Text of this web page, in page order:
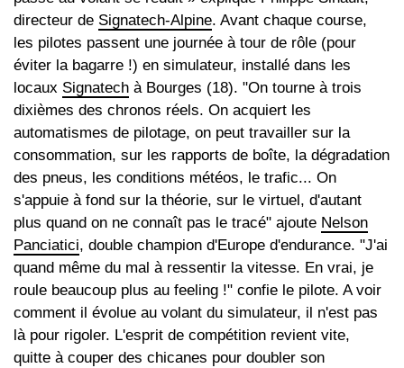
directeur de Signatech-Alpine. Avant chaque course,
les pilotes passent une journée à tour de rôle (pour
éviter la bagarre !) en simulateur, installé dans les
locaux Signatech à Bourges (18). "On tourne à trois
dixièmes des chronos réels. On acquiert les
automatismes de pilotage, on peut travailler sur la
consommation, sur les rapports de boîte, la dégradation
des pneus, les conditions météos, le trafic... On
s'appuie à fond sur la théorie, sur le virtuel, d'autant
plus quand on ne connaît pas le tracé" ajoute Nelson
Panciatici, double champion d'Europe d'endurance. "J'ai
quand même du mal à ressentir la vitesse. En vrai, je
roule beaucoup plus au feeling !" confie le pilote. A voir
comment il évolue au volant du simulateur, il n'est pas
là pour rigoler. L'esprit de compétition revient vite,
quitte à couper des chicanes pour doubler son